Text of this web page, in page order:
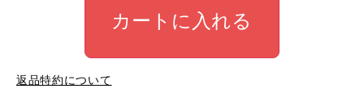
カートに入れる
返品特約について